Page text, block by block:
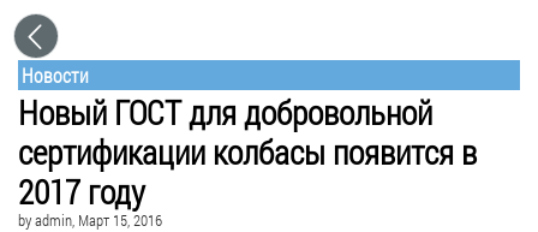
Новости
Новый ГОСТ для добровольной
сертификации колбасы появится в
2017 году
byadmin, Март 15, 2016